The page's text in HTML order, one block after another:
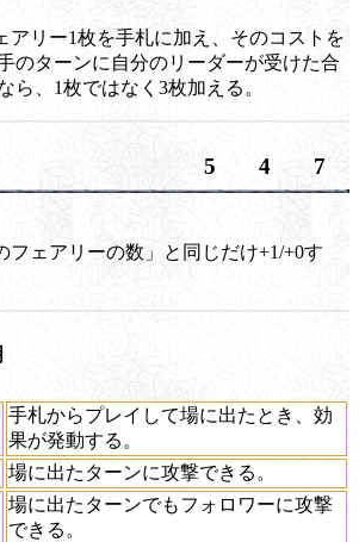
アリー1枚を手札に加え、そのコストを
のターンに自分のリーダーが受けた合
ら、1枚ではなく3枚加える。
5 4 7
フェアリーの数」と同じだけ+1/+0す
手札からプレイして場に出たとき、効
果が発動する。
場に出たターンに攻撃できる。
場に出たターンでもフォロワーに攻撃
できる。